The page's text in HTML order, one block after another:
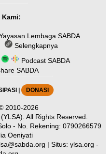
Kami:
Lembaga SABDA
Selengkapnya
Podcast SABDA
SABDA
| DONASI
2010-2026
All Rights Reserved.
- No. Rekening: 0790266579
Oeniyati
| Situs: ylsa.org -